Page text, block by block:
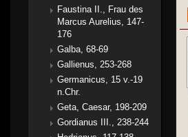
Faustina II., Frau des
Marcus Aurelius, 147-
176
Galba, 68-69
Gallienus, 253-268
Germanicus, 15 v.-19
n.Chr.
Geta, Caesar, 198-209
Gordianus III., 238-244